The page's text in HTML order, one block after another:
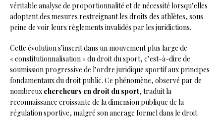
véritable analyse de proportionnalité et de nécessité lorsqu’elles
adoptent des mesures restreignant les droits des athlètes, sous
peine de voir leurs règlements invalidés par les juridictions.
Cette évolution s’inscrit dans un mouvement plus large de
« constitutionnalisation » du droit du sport, c’est-à-dire de
soumission progressive de l’ordre juridique sportif aux principes
fondamentaux du droit public. Ce phénomène, observé par de
nombreux chercheurs en droit du sport, traduit la
reconnaissance croissante de la dimension publique de la
régulation sportive, malgré son ancrage formel dans le droit